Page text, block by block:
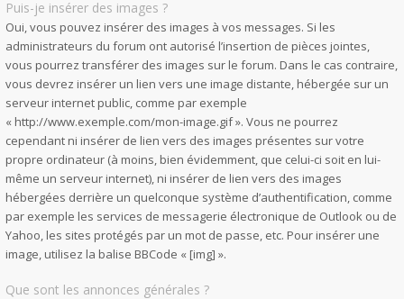
Puis-je insérer des images ?
Oui, vous pouvez insérer des images à vos messages. Si les
administrateurs du forum ont autorisé l’insertion de pièces jointes,
vous pourrez transférer des images sur le forum. Dans le cas contraire,
vous devrez insérer un lien vers une image distante, hébergée sur un
serveur internet public, comme par exemple
« http://www.exemple.com/mon-image.gif ». Vous ne pourrez
cependant ni insérer de lien vers des images présentes sur votre
propre ordinateur (à moins, bien évidemment, que celui-ci soit en lui-
même un serveur internet), ni insérer de lien vers des images
hébergées derrière un quelconque système d’authentification, comme
par exemple les services de messagerie électronique de Outlook ou de
Yahoo, les sites protégés par un mot de passe, etc. Pour insérer une
image, utilisez la balise BBCode « [img] ».
Que sont les annonces générales ?